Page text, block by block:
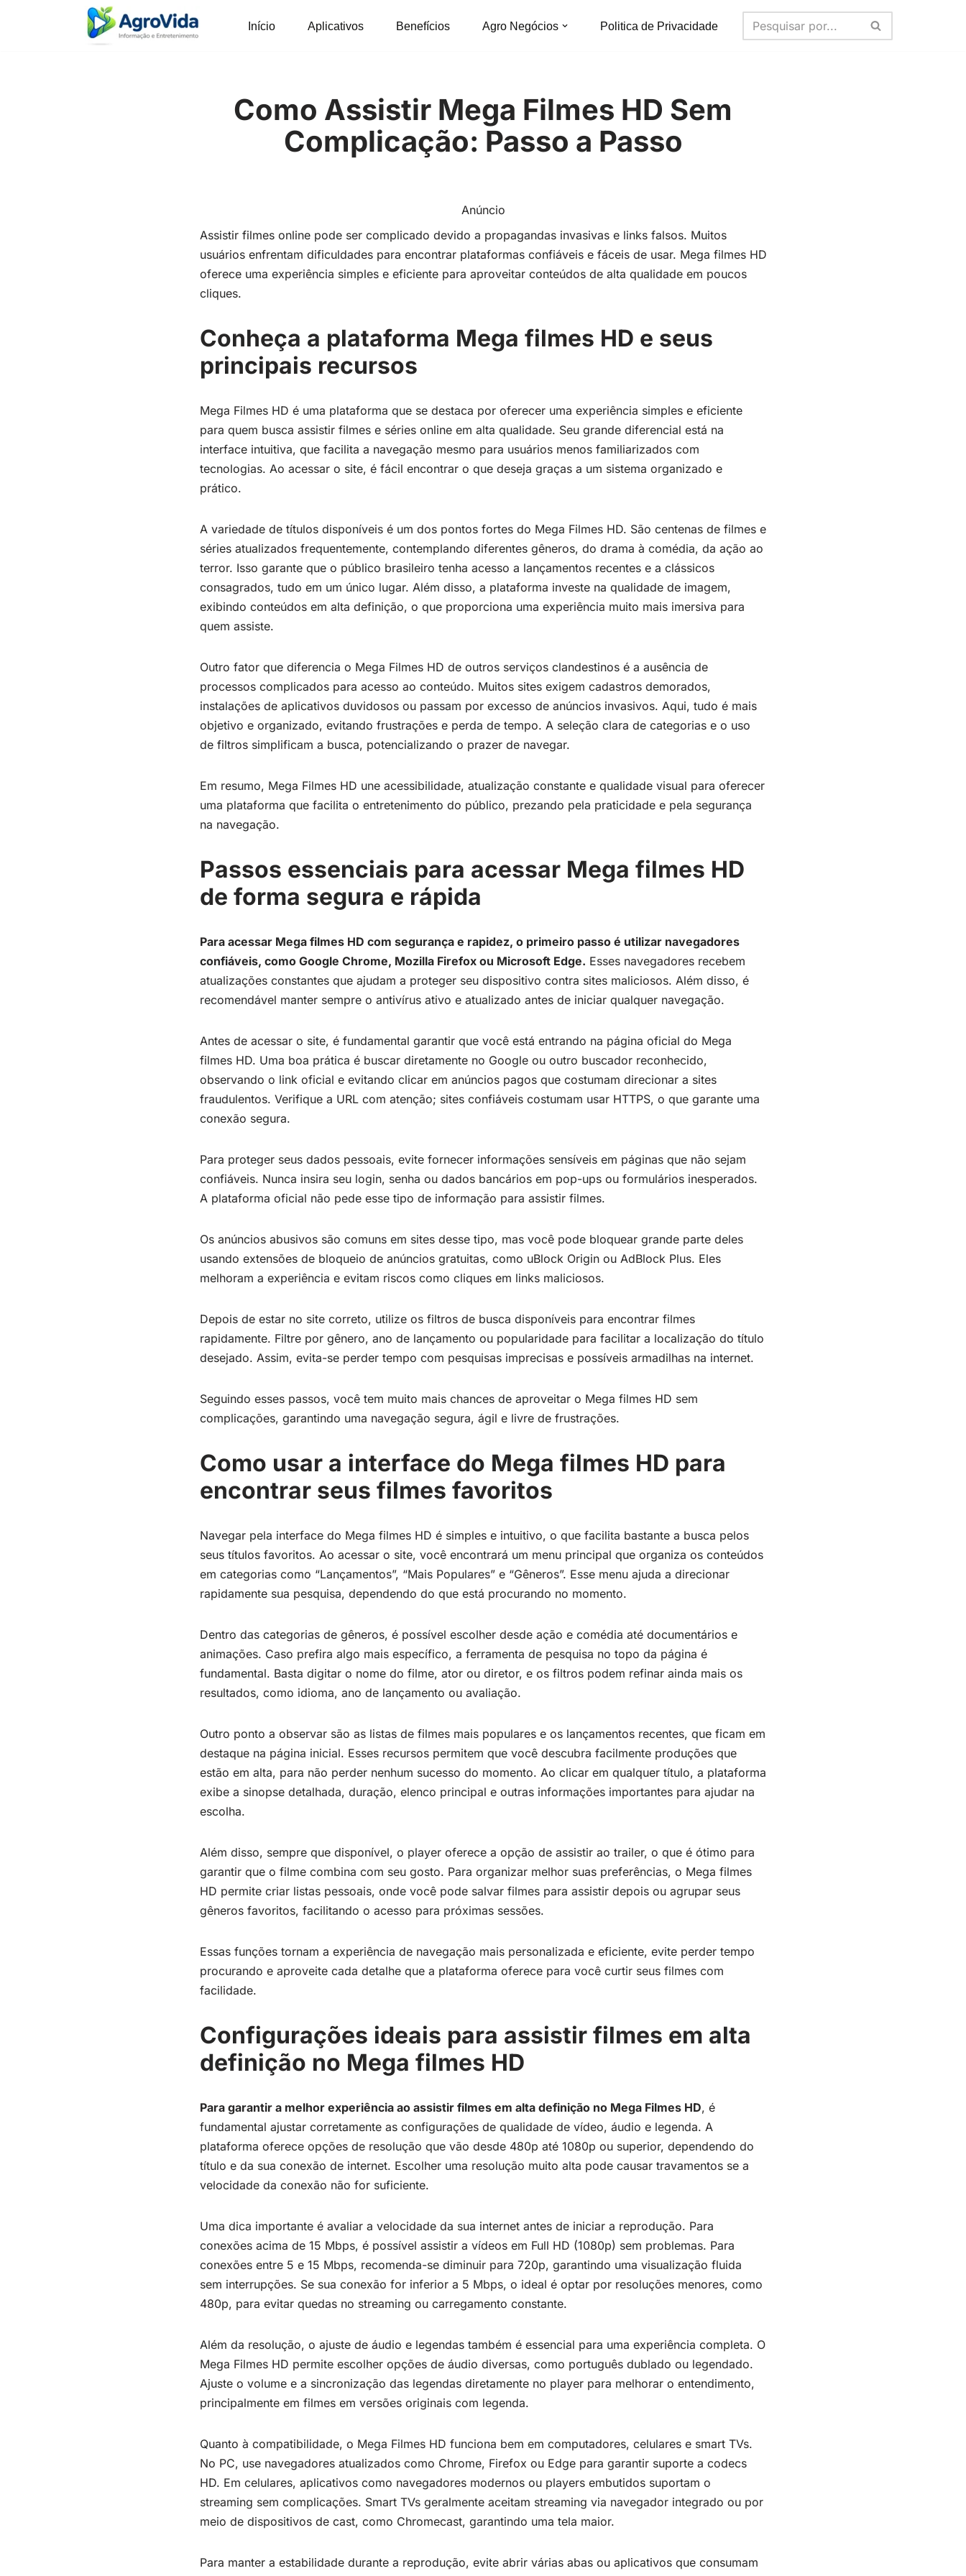
Início Aplicativos Benefícios Agro Negócios Politica de Privacidade
Como Assistir Mega Filmes HD Sem
Complicação: Passo a Passo
Anúncio
Assistir filmes online pode ser complicado devido a propagandas invasivas e links falsos. Muitos
usuários enfrentam dificuldades para encontrar plataformas confiáveis e fáceis de usar. Mega filmes HD
oferece uma experiência simples e eficiente para aproveitar conteúdos de alta qualidade em poucos
cliques.
Conheça a plataforma Mega filmes HD e seus
principais recursos
Mega Filmes HD é uma plataforma que se destaca por oferecer uma experiência simples e eficiente
para quem busca assistir filmes e séries online em alta qualidade. Seu grande diferencial está na
interface intuitiva, que facilita a navegação mesmo para usuários menos familiarizados com
tecnologias. Ao acessar o site, é fácil encontrar o que deseja graças a um sistema organizado e
prático.
A variedade de títulos disponíveis é um dos pontos fortes do Mega Filmes HD. São centenas de filmes e
séries atualizados frequentemente, contemplando diferentes gêneros, do drama à comédia, da ação ao
terror. Isso garante que o público brasileiro tenha acesso a lançamentos recentes e a clássicos
consagrados, tudo em um único lugar. Além disso, a plataforma investe na qualidade de imagem,
exibindo conteúdos em alta definição, o que proporciona uma experiência muito mais imersiva para
quem assiste.
Outro fator que diferencia o Mega Filmes HD de outros serviços clandestinos é a ausência de
processos complicados para acesso ao conteúdo. Muitos sites exigem cadastros demorados,
instalações de aplicativos duvidosos ou passam por excesso de anúncios invasivos. Aqui, tudo é mais
objetivo e organizado, evitando frustrações e perda de tempo. A seleção clara de categorias e o uso
de filtros simplificam a busca, potencializando o prazer de navegar.
Em resumo, Mega Filmes HD une acessibilidade, atualização constante e qualidade visual para oferecer
uma plataforma que facilita o entretenimento do público, prezando pela praticidade e pela segurança
na navegação.
Passos essenciais para acessar Mega filmes HD
de forma segura e rápida
Para acessar Mega filmes HD com segurança e rapidez, o primeiro passo é utilizar navegadores
confiáveis, como Google Chrome, Mozilla Firefox ou Microsoft Edge. Esses navegadores recebem
atualizações constantes que ajudam a proteger seu dispositivo contra sites maliciosos. Além disso, é
recomendável manter sempre o antivírus ativo e atualizado antes de iniciar qualquer navegação.
Antes de acessar o site, é fundamental garantir que você está entrando na página oficial do Mega
filmes HD. Uma boa prática é buscar diretamente no Google ou outro buscador reconhecido,
observando o link oficial e evitando clicar em anúncios pagos que costumam direcionar a sites
fraudulentos. Verifique a URL com atenção; sites confiáveis costumam usar HTTPS, o que garante uma
conexão segura.
Para proteger seus dados pessoais, evite fornecer informações sensíveis em páginas que não sejam
confiáveis. Nunca insira seu login, senha ou dados bancários em pop-ups ou formulários inesperados.
A plataforma oficial não pede esse tipo de informação para assistir filmes.
Os anúncios abusivos são comuns em sites desse tipo, mas você pode bloquear grande parte deles
usando extensões de bloqueio de anúncios gratuitas, como uBlock Origin ou AdBlock Plus. Eles
melhoram a experiência e evitam riscos como cliques em links maliciosos.
Depois de estar no site correto, utilize os filtros de busca disponíveis para encontrar filmes
rapidamente. Filtre por gênero, ano de lançamento ou popularidade para facilitar a localização do título
desejado. Assim, evita-se perder tempo com pesquisas imprecisas e possíveis armadilhas na internet.
Seguindo esses passos, você tem muito mais chances de aproveitar o Mega filmes HD sem
complicações, garantindo uma navegação segura, ágil e livre de frustrações.
Como usar a interface do Mega filmes HD para
encontrar seus filmes favoritos
Navegar pela interface do Mega filmes HD é simples e intuitivo, o que facilita bastante a busca pelos
seus títulos favoritos. Ao acessar o site, você encontrará um menu principal que organiza os conteúdos
em categorias como “Lançamentos”, “Mais Populares” e “Gêneros”. Esse menu ajuda a direcionar
rapidamente sua pesquisa, dependendo do que está procurando no momento.
Dentro das categorias de gêneros, é possível escolher desde ação e comédia até documentários e
animações. Caso prefira algo mais específico, a ferramenta de pesquisa no topo da página é
fundamental. Basta digitar o nome do filme, ator ou diretor, e os filtros podem refinar ainda mais os
resultados, como idioma, ano de lançamento ou avaliação.
Outro ponto a observar são as listas de filmes mais populares e os lançamentos recentes, que ficam em
destaque na página inicial. Esses recursos permitem que você descubra facilmente produções que
estão em alta, para não perder nenhum sucesso do momento. Ao clicar em qualquer título, a plataforma
exibe a sinopse detalhada, duração, elenco principal e outras informações importantes para ajudar na
escolha.
Além disso, sempre que disponível, o player oferece a opção de assistir ao trailer, o que é ótimo para
garantir que o filme combina com seu gosto. Para organizar melhor suas preferências, o Mega filmes
HD permite criar listas pessoais, onde você pode salvar filmes para assistir depois ou agrupar seus
gêneros favoritos, facilitando o acesso para próximas sessões.
Essas funções tornam a experiência de navegação mais personalizada e eficiente, evite perder tempo
procurando e aproveite cada detalhe que a plataforma oferece para você curtir seus filmes com
facilidade.
Configurações ideais para assistir filmes em alta
definição no Mega filmes HD
Para garantir a melhor experiência ao assistir filmes em alta definição no Mega Filmes HD, é
fundamental ajustar corretamente as configurações de qualidade de vídeo, áudio e legenda. A
plataforma oferece opções de resolução que vão desde 480p até 1080p ou superior, dependendo do
título e da sua conexão de internet. Escolher uma resolução muito alta pode causar travamentos se a
velocidade da conexão não for suficiente.
Uma dica importante é avaliar a velocidade da sua internet antes de iniciar a reprodução. Para
conexões acima de 15 Mbps, é possível assistir a vídeos em Full HD (1080p) sem problemas. Para
conexões entre 5 e 15 Mbps, recomenda-se diminuir para 720p, garantindo uma visualização fluida
sem interrupções. Se sua conexão for inferior a 5 Mbps, o ideal é optar por resoluções menores, como
480p, para evitar quedas no streaming ou carregamento constante.
Além da resolução, o ajuste de áudio e legendas também é essencial para uma experiência completa. O
Mega Filmes HD permite escolher opções de áudio diversas, como português dublado ou legendado.
Ajuste o volume e a sincronização das legendas diretamente no player para melhorar o entendimento,
principalmente em filmes em versões originais com legenda.
Quanto à compatibilidade, o Mega Filmes HD funciona bem em computadores, celulares e smart TVs.
No PC, use navegadores atualizados como Chrome, Firefox ou Edge para garantir suporte a codecs
HD. Em celulares, aplicativos como navegadores modernos ou players embutidos suportam o
streaming sem complicações. Smart TVs geralmente aceitam streaming via navegador integrado ou por
meio de dispositivos de cast, como Chromecast, garantindo uma tela maior.
Para manter a estabilidade durante a reprodução, evite abrir várias abas ou aplicativos que consumam